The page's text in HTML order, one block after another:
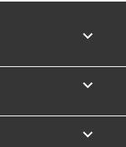


